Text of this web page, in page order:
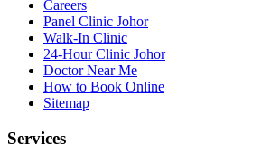
Careers
Panel Clinic Johor
Walk-In Clinic
24-Hour Clinic Johor
Doctor Near Me
How to Book Online
Sitemap
Services